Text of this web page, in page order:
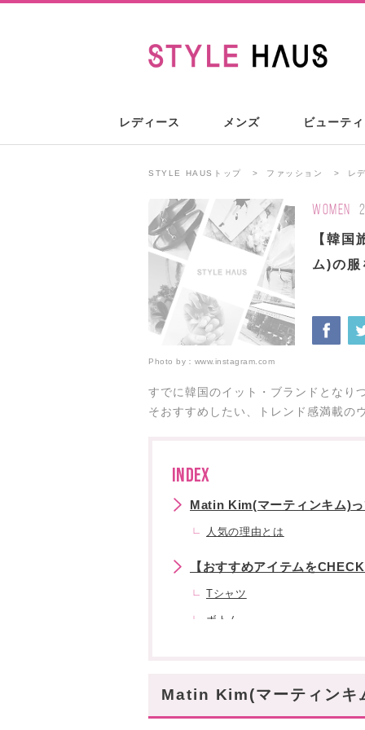
レディース メンズ ビューテ
STYLE HAUSトップ ファッション レ
WOMEN
【韓
ム)の
Photo by： www.instagram.com
すでに韓国のイット・ブランドとな
そおすすめしたい、トレンド感満載の
INDEX
Matin Kim(マーティンキム)
人気の理由とは
【おすすめアイテムを
Tシャツ
ボトム
Matin Kim(マーティンキム)
Matin Kim(マーティンキ